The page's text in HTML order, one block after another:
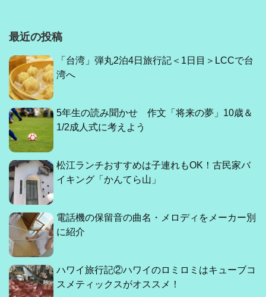
最近の投稿
「台湾」弾丸2泊4日旅行記＜1日目＞LCCで台
湾へ
5年生の読み聞かせ 作文「将来の夢」10歳＆
1/2成人式に考えよう
松江ランチおすすめは子連れもOK！古民家バ
イキング「かんてら山」
電話機の保留音の曲名・メロディをメーカー別
に紹介
ハワイ旅行記②ハワイのロミロミはキューブコ
スメティックスがオススメ！